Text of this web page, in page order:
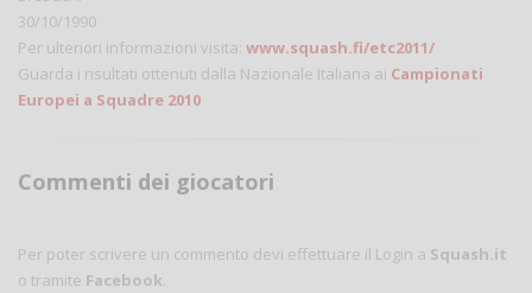
30/10/1990
Per ulteriori informazioni visita: www.squash.fi/etc2011/
Guarda i risultati ottenuti dalla Nazionale Italiana ai Campionati
Europei a Squadre 2010
Commenti dei giocatori
Per poter scrivere un commento devi effettuare il Login a Squash.it
o tramite Facebook.